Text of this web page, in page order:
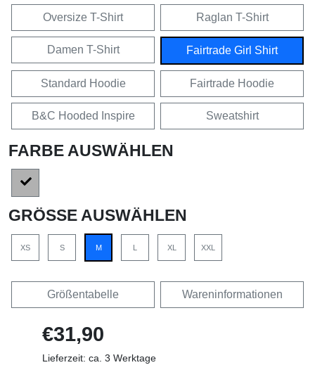
Oversize T-Shirt Raglan T-Shirt
Damen T-Shirt Fairtrade Girl Shirt
Standard Hoodie Fairtrade Hoodie
B&C Hooded Inspire Sweatshirt
FARBE AUSWÄHLEN
GRÖSSE AUSWÄHLEN
XS S M XL XXL
Größentabelle Wareninformationen
€31,90
Lieferzeit: ca. 3 Werktage